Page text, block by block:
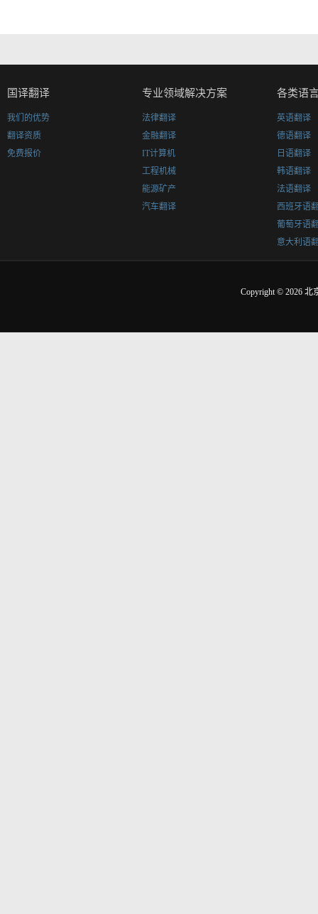
国译翻译
我们的优势
翻译资质
免费报价
专业领域解决方案
法律翻译
金融翻译
IT计算机
工程机械
能源矿产
汽车翻译
各类语
英语翻译
德语翻译
日语翻译
韩语翻译
法语翻译
西班牙语
葡萄牙语
意大利语
Copyright © 2026 北